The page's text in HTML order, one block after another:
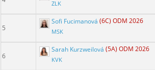
ZLK
5
Sofi Fucimanová (6C) ODM 2026
MSK
6
Sarah Kurzweilová (5A) ODM 2026
KVK